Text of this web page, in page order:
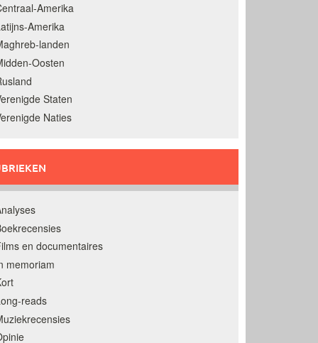
Amerika
Amerika
landen
Oosten
Staten
Naties
en documentaires
memoriam
reads